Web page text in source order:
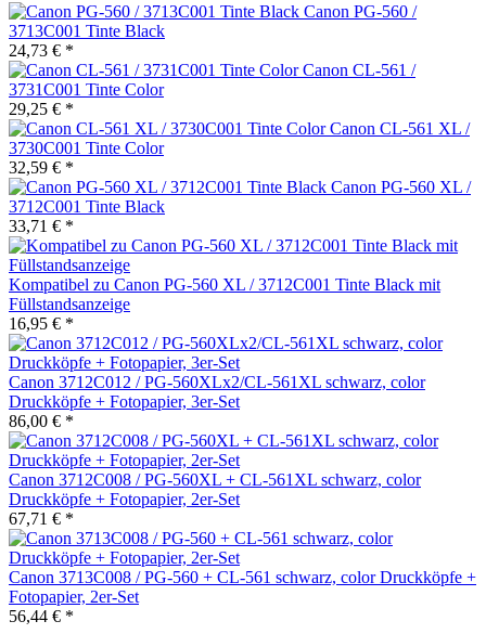
Canon PG-560 /
3713C001 Tinte Black
24,73 € *
Canon CL-561 /
3731C001 Tinte Color
29,25 € *
Canon CL-561 XL /
3730C001 Tinte Color
32,59 € *
Canon PG-560 XL /
3712C001 Tinte Black
33,71 € *
Kompatibel zu Canon PG-560 XL / 3712C001 Tinte Black mit
Füllstandsanzeige
16,95 € *
Canon 3712C012 / PG-560XLx2/CL-561XL schwarz, color
Druckköpfe + Fotopapier, 3er-Set
86,00 € *
Canon 3712C008 / PG-560XL + CL-561XL schwarz, color
Druckköpfe + Fotopapier, 2er-Set
67,71 € *
Canon 3713C008 / PG-560 + CL-561 schwarz, color Druckköpfe +
Fotopapier, 2er-Set
56,44 € *